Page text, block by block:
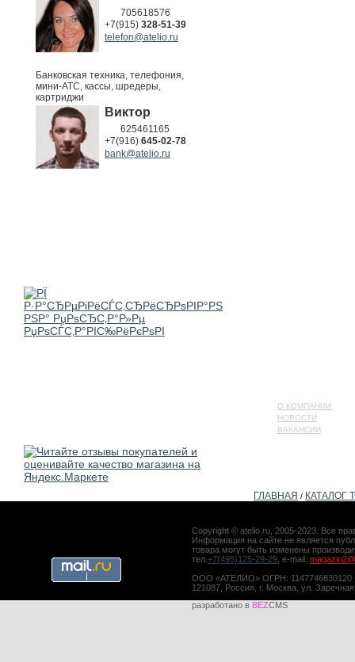
705618576
+7(915) 328-51-39
telefon@atelio.ru
Банковская техника, телефония,
мини-АТС, кассы, шредеры,
картриджи
Виктор
625461165
+7(916) 645-02-78
bank@atelio.ru
О КОМПАНИИ
НОВОСТИ
ВАКАНСИИ
ГЛАВНАЯ / КАТАЛОГ
Copyright © atelio.ru, 2005-2023. Все
Информация на сайте не является
товара могут быть изменены
тел. +7(495)125-29-29 , e-mail:
ООО «АТЕЛИО» ОГРН: 1147746830120
121087, Россия, г. Москва, ул.
разработано в BEZCMS